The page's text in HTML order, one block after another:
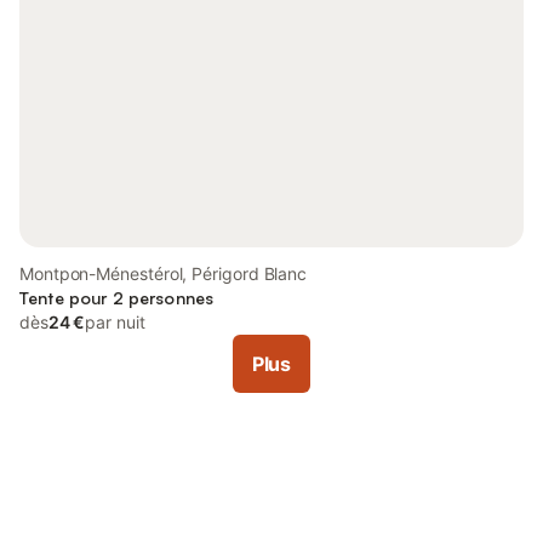
Montpon-Ménestérol, Périgord Blanc
Tente pour 2 personnes
dès24 €par nuit
Plus